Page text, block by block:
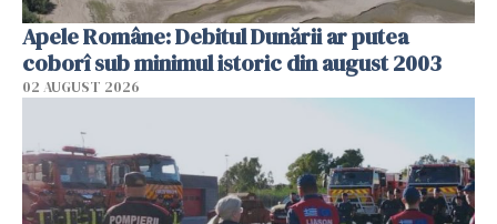
Apele Române: Debitul Dunării ar putea
coborî sub minimul istoric din august 2003
02 AUGUST 2026